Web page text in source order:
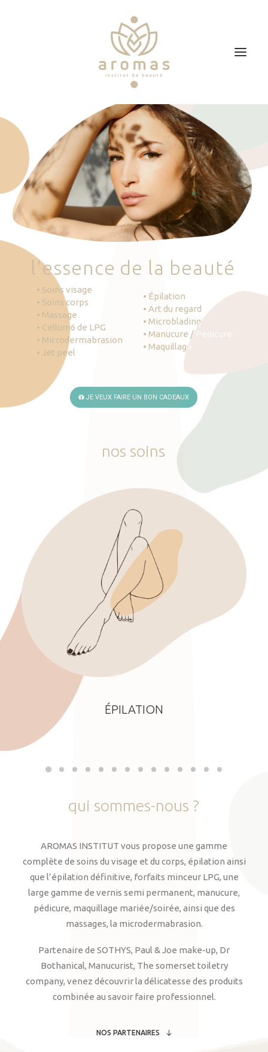
Soins
Je veux faire un bon cadeau
Plan d’accès
Prendre RDV
'essence de la beauté
• Soins visage
• Soins corps
• Massage
• Cellum6 de LPG
• Microdermabrasion
• Jet peel
• Épilation
• Art du regard
• Microblading
• Manucure / Pédicure
• Maquillage
JE VEUX FAIRE UN BON CADEAUX
nos soins
ÉPILATION
qui sommes-nous ?
AROMAS INSTITUT vous propose une gamme
complète de soins du visage et du corps, épilation ainsi
que l’épilation définitive, forfaits minceur LPG, une
large gamme de vernis semi permanent, manucure,
pédicure, maquillage mariée/soirée, ainsi que des
massages, la microdermabrasion.
Partenaire de SOTHYS, Paul & Joe make-up, Dr
Bothanical, Manucurist, The somerset toiletry
company, venez découvrir la délicatesse des produits
combinée au savoir faire professionnel.
NOS PARTENAIRES